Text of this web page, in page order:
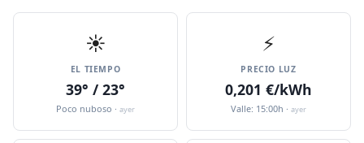
☀️
EL TIEMPO
39° / 23°
Poco nuboso · ayer
⚡
PRECIO LUZ
0,201 €/kWh
Valle: 15:00h · ayer